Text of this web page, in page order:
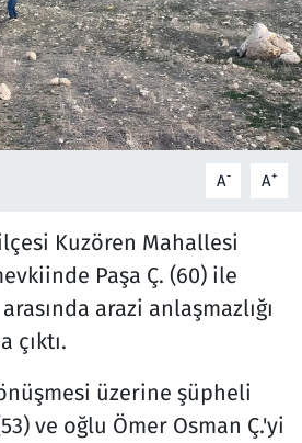
A- A+
Kuzören Mahallesi
Paşa Ç. (60) ile
arazi anlaşmazlığı
çıktı.
üzerine şüpheli
ve oğlu Ömer Osman Ç.'yi